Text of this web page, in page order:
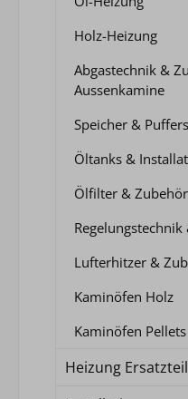
Holz-Heizung
Abgastechnik &
Aussenkamine
Speicher &
Öltanks &
Ölfilter & Zubehör
Lufterhitzer &
Kaminöfen Holz
Kaminöfen Pellets
Heizung